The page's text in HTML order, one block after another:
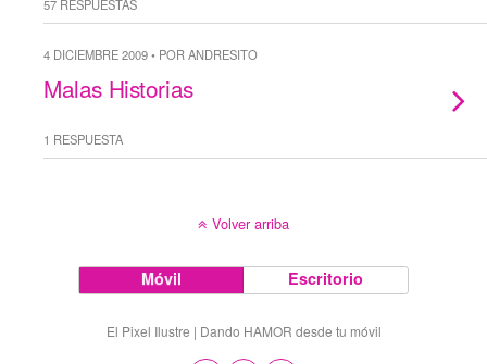
57 RESPUESTAS
4 DICIEMBRE 2009 • POR ANDRESITO
Malas Historias
1 RESPUESTA
Volver arriba
Móvil Escritorio
El Pixel Ilustre | Dando HAMOR desde tu móvil